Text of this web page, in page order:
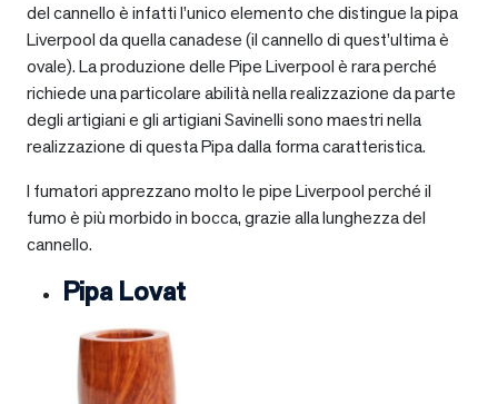
del cannello è infatti l’unico elemento che distingue la pipa
Liverpool da quella canadese (il cannello di quest’ultima è
ovale). La produzione delle Pipe Liverpool è rara perché
richiede una particolare abilità nella realizzazione da parte
degli artigiani e gli artigiani Savinelli sono maestri nella
realizzazione di questa Pipa dalla forma caratteristica.
I fumatori apprezzano molto le pipe Liverpool perché il
fumo è più morbido in bocca, grazie alla lunghezza del
cannello.
Pipa Lovat